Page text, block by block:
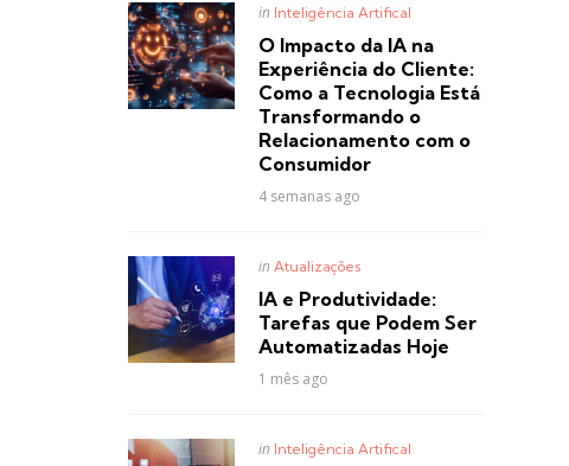
Posted
in Inteligência Artifical
O Impacto da IA na
Experiência do Cliente:
Como a Tecnologia Está
Transformando o
Relacionamento com o
Consumidor
4 semanas ago
Posted
in Atualizações
IA e Produtividade:
Tarefas que Podem Ser
Automatizadas Hoje
1 mês ago
Posted
in Inteligência Artifical